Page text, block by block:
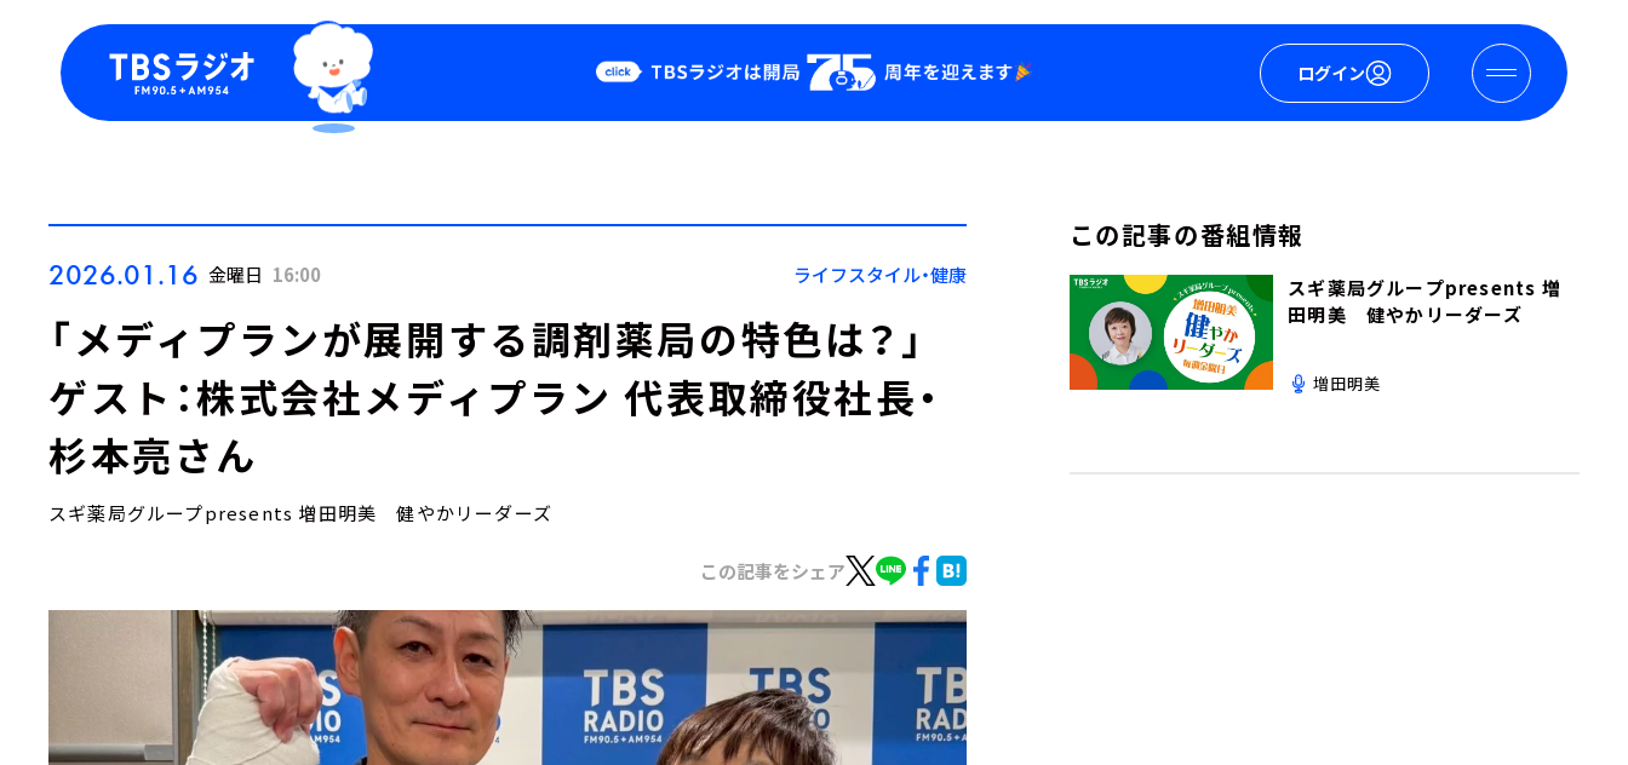
ログイン
Podcast
YouTube
会社情報
2026.01.16 金曜日 16:00 ライフスタイル・健康
「メディプランが展開する調剤薬局の特色は？」
ゲスト：株式会社メディプラン 代表取締役社⻑・
杉本亮さん
スギ薬局グループpresents 増田明美 健やかリーダーズ
この記事をシェア
この記事の番組情報
スギ薬局グループpresents 増
田明美 健やかリーダーズ
増田明美